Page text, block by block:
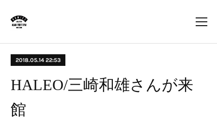
2018.05.14 22:53
HALEO/三崎和雄さんが来
館